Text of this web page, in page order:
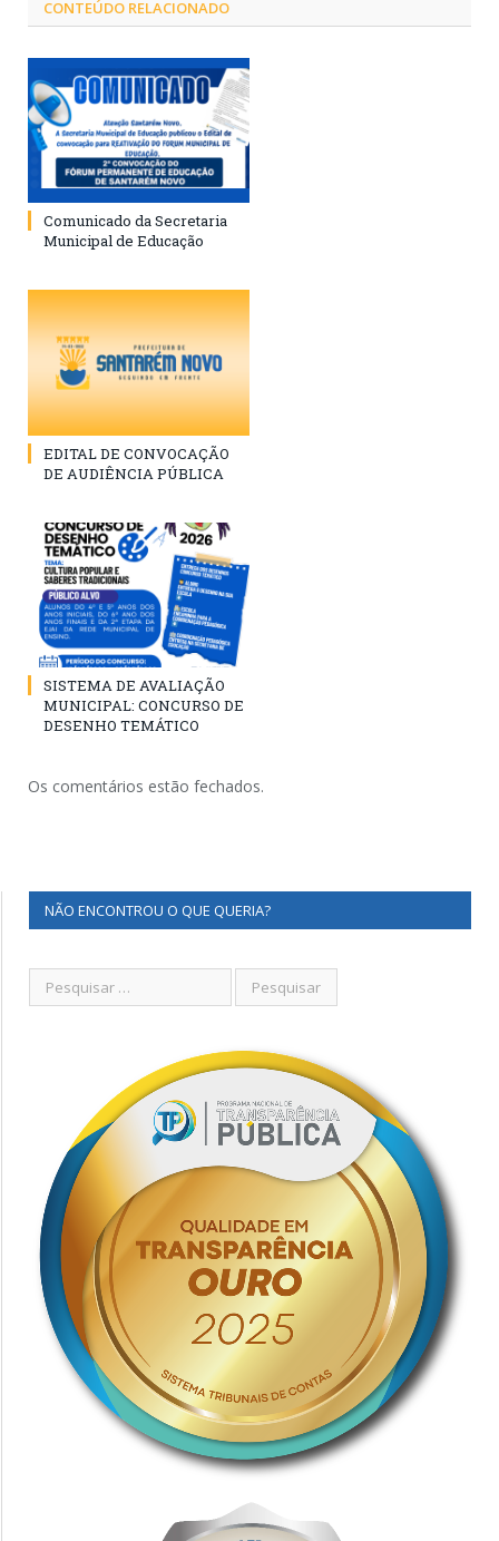
CONTEÚDO RELACIONADO
Comunicado da Secretaria
Municipal de Educação
EDITAL DE CONVOCAÇÃO
DE AUDIÊNCIA PÚBLICA
SISTEMA DE AVALIAÇÃO
MUNICIPAL: CONCURSO DE
DESENHO TEMÁTICO
Os comentários estão fechados.
NÃO ENCONTROU O QUE QUERIA?